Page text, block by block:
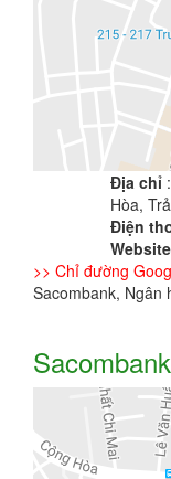
Địa chỉ
Hòa,
Điện
Website
>> Chỉ đường
Sacombank, Ngân
Sacombank